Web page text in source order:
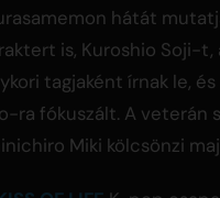
hátát
is, Kuroshio Soji-t,
tagjaként írnak le,
ra fókuszált. A veterán
Miki kölcsönzi